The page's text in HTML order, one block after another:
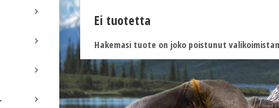
Ei tuotetta
Hakemasi tuote on joko poistunut